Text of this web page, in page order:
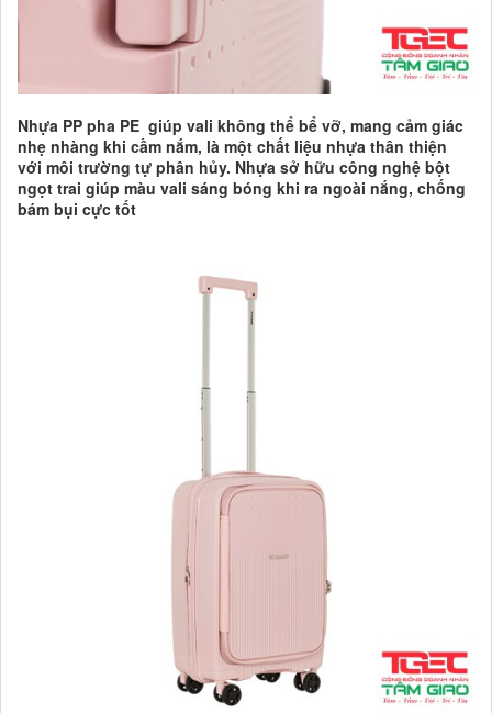
Nhựa PP pha PE giúp vali không thể bể vỡ, mang cảm giác
nhẹ nhàng khi cầm nắm, là một chất liệu nhựa thân thiện
với môi trường tự phân hủy. Nhựa sở hữu công nghệ bột
ngọt trai giúp màu vali sáng bóng khi ra ngoài nắng, chống
bám bụi cực tốt